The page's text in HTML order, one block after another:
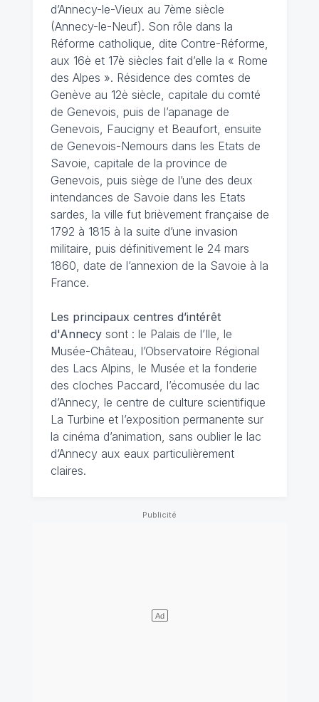
d’Annecy-le-Vieux au 7ème siècle
(Annecy-le-Neuf). Son rôle dans la
Réforme catholique, dite Contre-Réforme,
aux 16è et 17è siècles fait d’elle la « Rome
des Alpes ». Résidence des comtes de
Genève au 12è siècle, capitale du comté
de Genevois, puis de l’apanage de
Genevois, Faucigny et Beaufort, ensuite
de Genevois-Nemours dans les Etats de
Savoie, capitale de la province de
Genevois, puis siège de l’une des deux
intendances de Savoie dans les Etats
sardes, la ville fut brièvement française de
1792 à 1815 à la suite d’une invasion
militaire, puis définitivement le 24 mars
1860, date de l’annexion de la Savoie à la
France.
Les principaux centres d’intérêt
d'Annecysont : le Palais de l’Ile, le
Musée-Château, l’Observatoire Régional
des Lacs Alpins, le Musée et la fonderie
des cloches Paccard, l’écomusée du lac
d’Annecy, le centre de culture scientifique
La Turbine et l’exposition permanente sur
la cinéma d’animation, sans oublier le lac
d’Annecy aux eaux particulièrement
claires.